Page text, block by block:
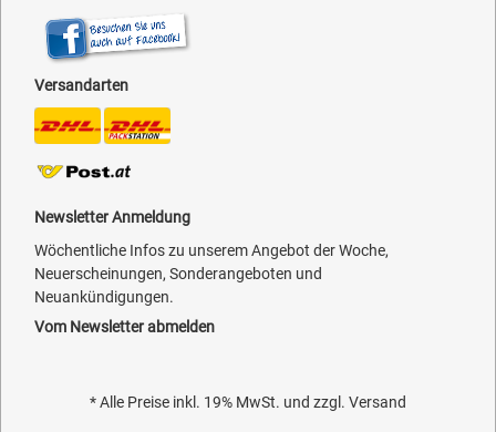
Versandarten
Newsletter Anmeldung
Wöchentliche Infos zu unserem Angebot der Woche,
Neuerscheinungen, Sonderangeboten und
Neuankündigungen.
Vom Newsletter abmelden
* Alle Preise inkl. 19% MwSt. und zzgl. Versand